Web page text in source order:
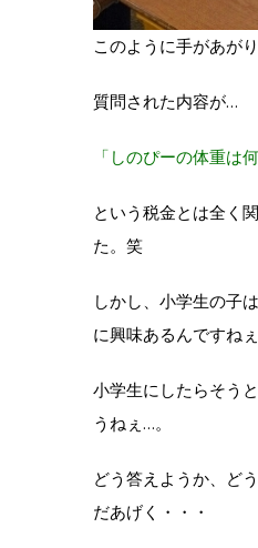
このように手があが
質問された内容が…
「しのぴーの体重は
という税金とは全く
た。 笑
しかし、小学生の子
に興味あるんですね
小学生にしたらそう
うねぇ…。
どう答えようか、ど
だあげく・・・